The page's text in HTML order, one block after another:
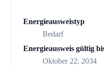
Energieausweistyp
Bedarf
Energieausweis gültig
Oktober 22, 2034